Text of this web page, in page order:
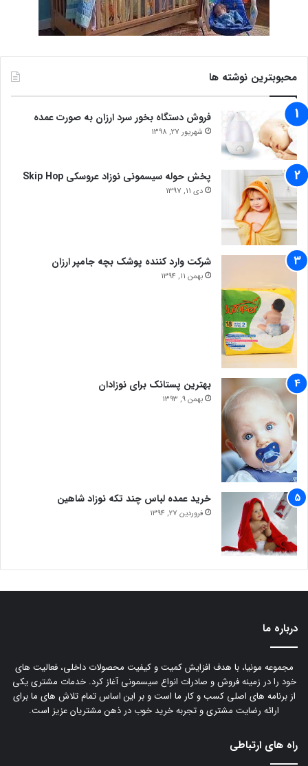
محبوبترین نوشته ها
فروش دستگاه بخور سرد ارزان به صورت عمده
شهریور 27, 1398
پخش حوله سیسمونی نوزاد عروسکی Skip Hop
دی 11, 1397
شرکت وارد کننده پوشک بچه جامپر ارزان
بهمن 11, 1394
بهترین پستانک برای نوزادان
بهمن 9, 1393
خرید عمده لباس چند تکه نوزاد شاهین
فروردین 27, 1394
درباره ما
مجموعه مونیا، با هدف افزایش کمیت و کیفیت محصولات داخلی، فعالیت های
خود را در زمینه فروش و صادرات انواع سیسمونی آغاز کرد. خدمات مشتری یکی
از برنامه های اصلی کسب و کار ما است و بر این اساس تمام تلاش های ما برای
ارائه رضایت مشتری و تجربه خرید خوب در ذهن مشتریان عزیز است.
راه های ارتباطی